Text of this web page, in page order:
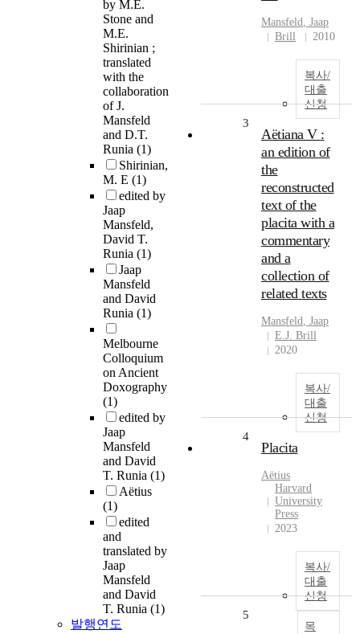
by M.E.
Stone and
M.E.
Shirinian ;
translated
with the
collaboration
of J.
Mansfeld
and D.T.
Runia (1)
Shirinian,
M. E (1)
edited by
Jaap
Mansfeld,
David T.
Runia (1)
Jaap
Mansfeld
and David
Runia (1)
Melbourne
Colloquium
on Ancient
Doxography
(1)
edited by
Jaap
Mansfeld
and David
T. Runia (1)
Aëtius
(1)
edited
and
translated by
Jaap
Mansfeld
and David
T. Runia (1)
발행연도
Mansfeld, Jaap
Brill
2010
복사/
대출
신청
3
Aëtiana V :
an edition of
the
reconstructed
text of the
placita with a
commentary
and a
collection of
related texts
Mansfeld, Jaap
E.J. Brill
2020
복사/
대출
신청
4
Placita
Aëtius
Harvard
University
Press
2023
복사/
대출
신청
목
5